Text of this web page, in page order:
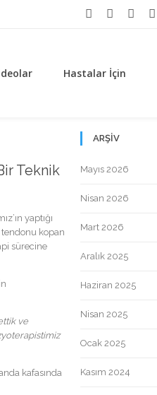
Hastalar İçin
Teknik
yaptığı
kopan
sürecine
ve
kafasında
ARŞIV
Mayıs 2026
Nisan 2026
Mart 2026
Aralık 2025
Haziran 2025
Nisan 2025
Ocak 2025
Kasım 2024